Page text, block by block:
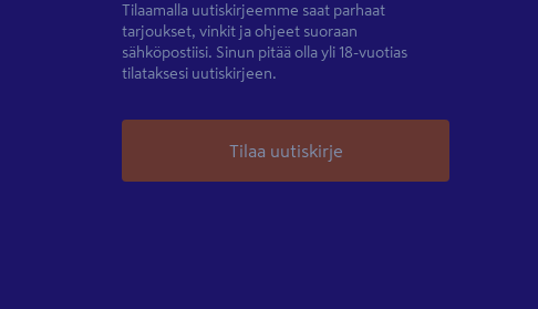
Tilaamalla uutiskirjeemme saat parhaat
tarjoukset, vinkit ja ohjeet suoraan
sähköpostiisi. Sinun pitää olla yli 18-vuotias
tilataksesi uutiskirjeen.
Tilaa uutiskirje